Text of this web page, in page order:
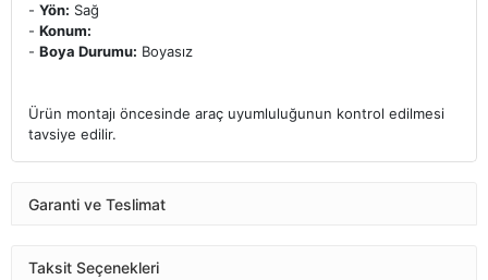
- Yön: Sağ
- Konum:
- Boya Durumu: Boyasız
Ürün montajı öncesinde araç uyumluluğunun kontrol edilmesi
tavsiye edilir.
Garanti ve Teslimat
Taksit Seçenekleri